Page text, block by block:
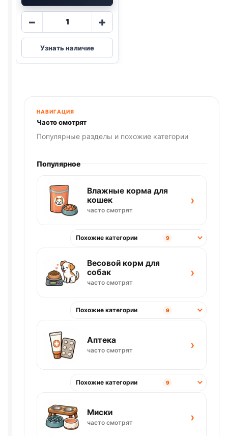
−
Количество
Darsi
ж/
б
850г
+
Узнать наличие
НАВИГАЦИЯ
Часто смотрят
Популярные разделы и похожие категории
Популярное
Влажные корма для
кошек
часто смотрят
›
Похожие категории 9
Весовой корм для
собак
часто смотрят
›
Похожие категории 9
Аптека
часто смотрят ›
Похожие категории 9
Миски
часто смотрят ›